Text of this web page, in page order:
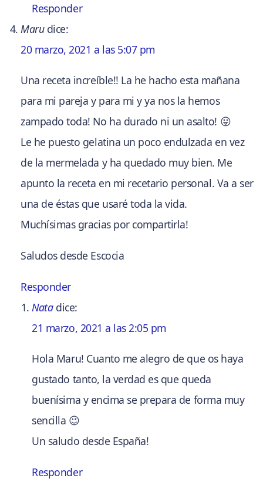
Responder
Maru dice:
20 marzo, 2021 a las 5:07 pm
Una receta increíble!! La he hacho esta mañana
para mi pareja y para mi y ya nos la hemos
zampado toda! No ha durado ni un asalto! 😛
Le he puesto gelatina un poco endulzada en vez
de la mermelada y ha quedado muy bien. Me
apunto la receta en mi recetario personal. Va a ser
una de éstas que usaré toda la vida.
Muchísimas gracias por compartirla!
Saludos desde Escocia
Responder
Nata dice:
21 marzo, 2021 a las 2:05 pm
Hola Maru! Cuanto me alegro de que os haya
gustado tanto, la verdad es que queda
buenísima y encima se prepara de forma muy
sencilla 😉
Un saludo desde España!
Responder